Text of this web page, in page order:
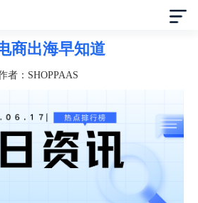
商出海早知道
者：SHOPPAAS